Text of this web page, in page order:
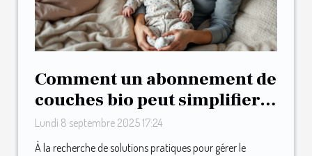
Comment un abonnement de
couches bio peut simplifier
la vie des jeunes parents ?
Lundi 8 septembre 2025 17:24
À la recherche de solutions pratiques pour gérer le